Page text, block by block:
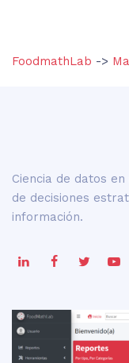
FoodmathLab ->
Ciencia de datos
de decisiones
información.